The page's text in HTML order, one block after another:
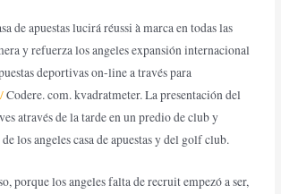
de apuestas lucirá réussi à marca en todas las
y refuerza los angeles expansión internacional
deportivas on-line a través para
Codere. com. kvadratmeter. La presentación del
através de la tarde en un predio de club y
los angeles casa de apuestas y del golf club.
porque los angeles falta de recruit empezó a ser,